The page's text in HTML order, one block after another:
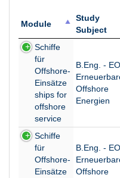
Module
Study
Subject
Module
Schiffe
für
Offshore-
Einsätze
ships for
offshore
service
B.Eng. -
Offshore
Energien
Schiffe
für
Offshore-
Einsätze
B.Eng. -
Offshore